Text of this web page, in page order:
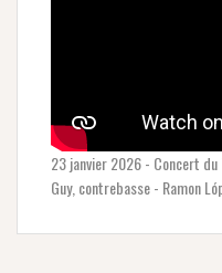
23 janvier 2026 - Concert
Guy, contrebasse - Ramon